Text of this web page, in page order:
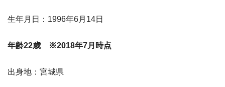
生年月日：1996年6月14日
年齢22歳 ※2018年7月時点
出身地：宮城県